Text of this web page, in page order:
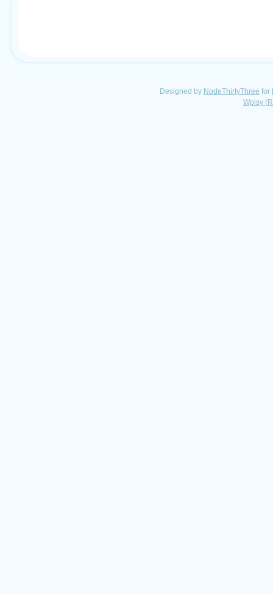
Designed by NodeThirtyThree for
Wpisy